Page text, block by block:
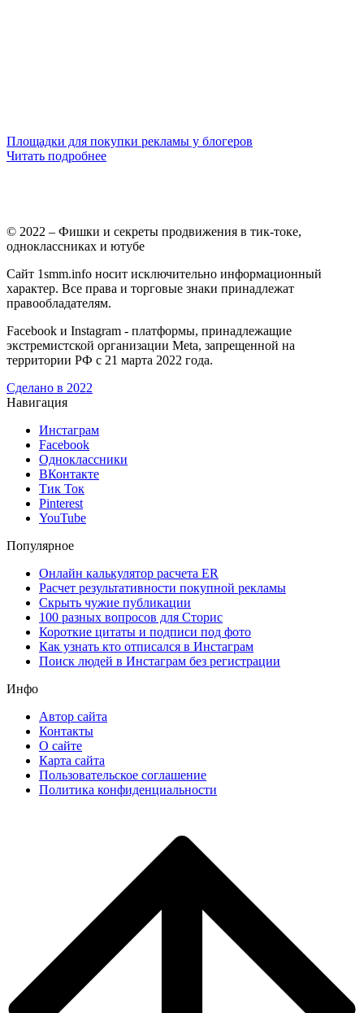
Площадки для покупки рекламы у блогеров
Читать подробнее
© 2022 – Фишки и секреты продвижения в тик-токе,
одноклассниках и ютубе
Сайт 1smm.info носит исключительно информационный
характер. Все права и торговые знаки принадлежат
правообладателям.
Facebook и Instagram - платформы, принадлежащие
экстремистской организации Meta, запрещенной на
территории РФ с 21 марта 2022 года.
Сделано в 2022
Навигация
Инстаграм
Facebook
Одноклассники
ВКонтакте
Тик Ток
Pinterest
YouTube
Популярное
Онлайн калькулятор расчета ER
Расчет результативности покупной рекламы
Скрыть чужие публикации
100 разных вопросов для Сторис
Короткие цитаты и подписи под фото
Как узнать кто отписался в Инстаграм
Поиск людей в Инстаграм без регистрации
Инфо
Автор сайта
Контакты
О сайте
Карта сайта
Пользовательское соглашение
Политика конфиденциальности